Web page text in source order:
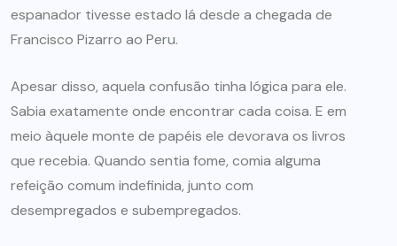
espanador tivesse estado lá desde a chegada de
Francisco Pizarro ao Peru.
Apesar disso, aquela confusão tinha lógica para ele.
Sabia exatamente onde encontrar cada coisa. E em
meio àquele monte de papéis ele devorava os livros
que recebia. Quando sentia fome, comia alguma
refeição comum indefinida, junto com
desempregados e subempregados.